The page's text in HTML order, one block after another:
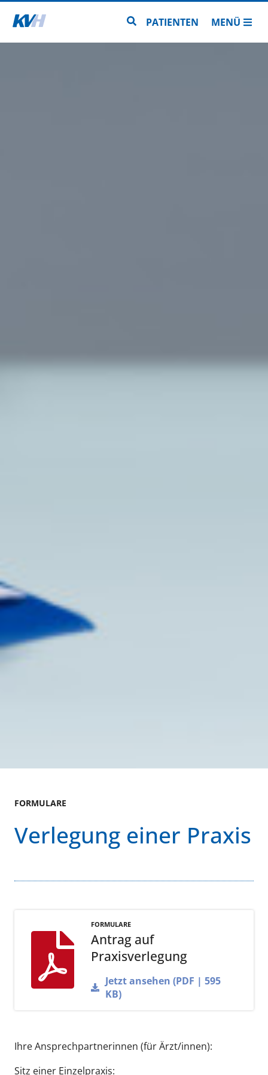
Zur Startseite Zur Seitensuche
PATIENTEN MENÜ
FORMULARE
Verlegung einer Praxis
FORMULARE
Antrag auf
Praxisverlegung
Jetzt ansehen (PDF | 595
KB)
Ihre Ansprechpartnerinnen (für Ärzt/innen):
Sitz einer Einzelpraxis: